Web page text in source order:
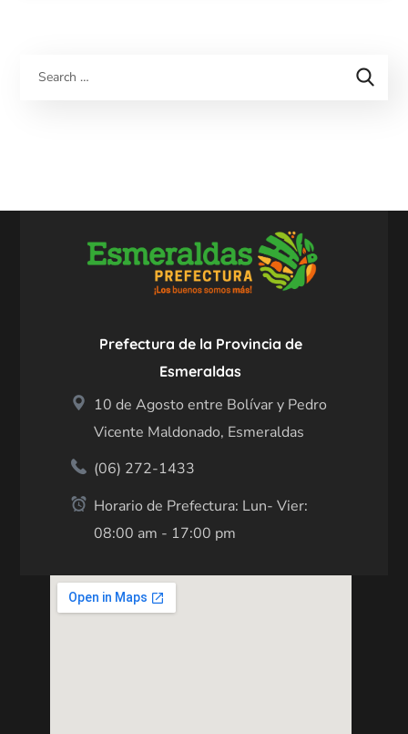
Prefectura de la Provincia de
Esmeraldas
10 de Agosto entre Bolívar y Pedro
Vicente Maldonado, Esmeraldas
(06) 272-1433
Horario de Prefectura: Lun- Vier:
08:00 am - 17:00 pm